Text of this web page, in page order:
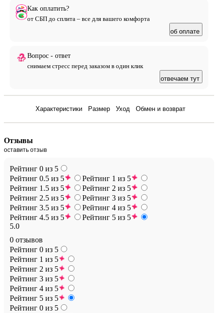
Как оплатить?
от СБП до сплита – все для вашего комфорта
об оплате
Вопрос - ответ
снимаем стресс перед заказом в один клик
отвечаем тут
Характеристики Размер Уход Обмен и возврат
Отзывы
оставить отзыв
Рейтинг 0 из 5
Рейтинг 0.5 из 5
Рейтинг 1 из 5
Рейтинг 1.5 из 5
Рейтинг 2 из 5
Рейтинг 2.5 из 5
Рейтинг 3 из 5
Рейтинг 3.5 из 5
Рейтинг 4 из 5
Рейтинг 4.5 из 5
Рейтинг 5 из 5
5.0
0 отзывов
Рейтинг 0 из 5
Рейтинг 1 из 5
Рейтинг 2 из 5
Рейтинг 3 из 5
Рейтинг 4 из 5
Рейтинг 5 из 5
Рейтинг 0 из 5